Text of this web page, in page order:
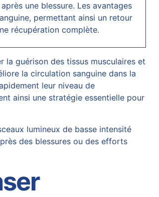
après une blessure. Les avantages
permettant ainsi un retour
récupération complète.
guérison des tissus musculaires et
la circulation sanguine dans la
leur niveau de
ainsi une stratégie essentielle pour
lumineux de basse intensité
des blessures ou des efforts